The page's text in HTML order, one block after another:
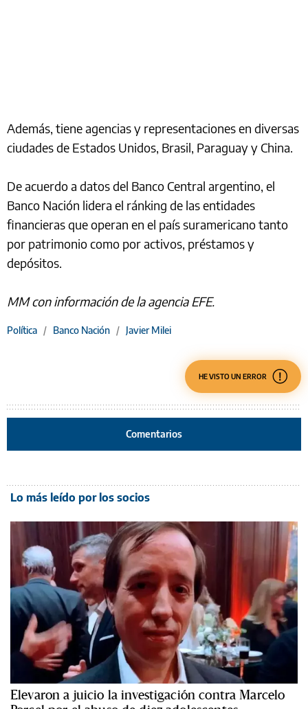
Además, tiene agencias y representaciones en diversas
ciudades de Estados Unidos, Brasil, Paraguay y China.
De acuerdo a datos del Banco Central argentino, el
Banco Nación lidera el ránking de las entidades
financieras que operan en el país suramericano tanto
por patrimonio como por activos, préstamos y
depósitos.
MM con información de la agencia EFE.
Política / Banco Nación / Javier Milei
HE VISTO UN ERROR
Comentarios
Lo más leído por los socios
Elevaron a juicio la investigación contra Marcelo